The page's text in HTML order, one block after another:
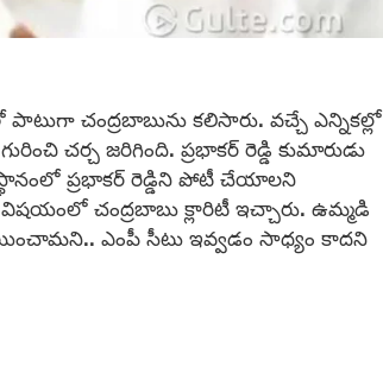
పాటుగా చంద్రబాబును కలిసారు. వచ్చే ఎన్నికల్లో
చర్చ జరిగింది. ప్రభాకర్ రెడ్డి కుమారుడు
స్థానంలో ప్రభాకర్ రెడ్డిని పోటీ చేయాలని
చంద్రబాబు క్లారిటీ ఇచ్చారు. ఉమ్మడి
ఎంపీ సీటు ఇవ్వడం సాధ్యం కాదని